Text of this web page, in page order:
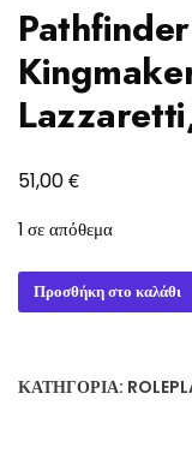
51,00€
1 σε απόθεμα
Pathfinder
Chronicles:
Map
Προσθήκη στο καλάθι
ΚΑΤΗΓΟΡΊΑ: